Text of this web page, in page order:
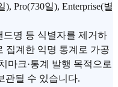
), Pro(730일), Enterprise(별
드명 등 식별자를 제거하
집계한 익명 통계로 가공
마크·통계 발행 목적으로
관될 수 있습니다.